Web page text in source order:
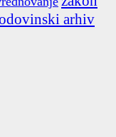
arhiv